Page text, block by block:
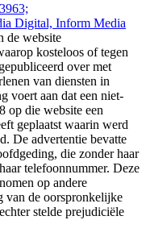
Digital, Inform Media
de website
kosteloos of tegen
over met
van diensten in
voert aan dat een niet-
op die website een
geplaatst waarin werd
De advertentie bevatte
die zonder haar
telefoonnummer. Deze
op andere
van de oorspronkelijke
stelde prejudiciële